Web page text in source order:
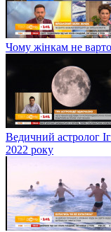
Чому жінкам не
Ведичний астролог
2022 року